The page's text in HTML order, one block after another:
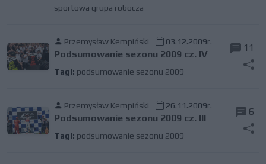
sportowa grupa robocza
Przemysław Kempiński 03.12.2009r.
Podsumowanie sezonu 2009 cz. IV
Tagi: podsumowanie sezonu 2009
11
Przemysław Kempiński 26.11.2009r.
Podsumowanie sezonu 2009 cz. III
Tagi: podsumowanie sezonu 2009
6